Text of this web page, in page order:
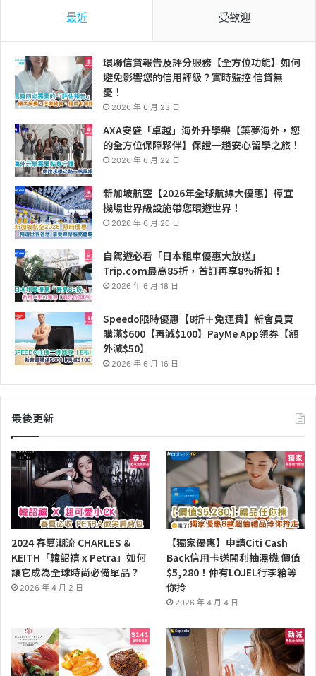
最近 受歡迎
環聯信貸報告及評分服務【全方位功能】如何
避免影響您的信用評級？實時監控 信貸無
憂！
2026 年 6 月 23 日
AXA安盛「卓越」海外升學樂【築夢海外，您
的全方位保障夥伴】保證一趟安心留學之旅！
2026 年 6 月 22 日
新加坡航空【2026年全球航線大優惠】樟宜
機場世界級設施帶您環遊世界！
2026 年 6 月 20 日
自駕遊必看「日本租車優惠大放送」
Trip.com最高85折，首訂再享8%折扣！
2026 年 6 月 18 日
Speedo限時優惠【8折＋免運費】新會員買
購滿$600【再減$100】PayMe App領券【額
外減$50】
2026 年 6 月 16 日
最後更新
2024 春夏潮流 CHARLES &
KEITH「韓韶禧 x Petra」如何
讓它成為全球時尚必備單品？
2026 年 4 月 2 日
【獨家優惠】申請Citi Cash
Back信用卡送開利抽濕機 價值
$5,280！仲有LOJEL行李箱等
你拎
2026 年 4 月 4 日